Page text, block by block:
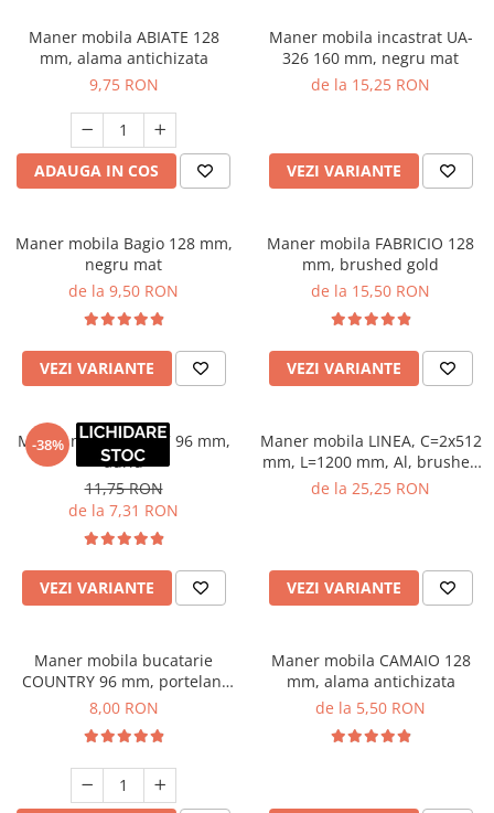
Maner mobila ABIATE 128
mm, alama antichizata
9,75 RON
ADAUGA IN COS
Maner mobila incastrat UA-
326 160 mm, negru mat
de la 15,25 RON
VEZI VARIANTE
Maner mobila Bagio 128 mm,
negru mat
de la 9,50 RON
VEZI VARIANTE
Maner mobila FABRICIO 128
mm, brushed gold
de la 15,50 RON
VEZI VARIANTE
-38%
Maner mobila ZA007 96 mm,
auriu
11,75 RON
de la 7,31 RON
VEZI VARIANTE
Maner mobila LINEA, C=2x512
mm, L=1200 mm, Al, brushed
gold
de la 25,25 RON
VEZI VARIANTE
Maner mobila bucatarie
COUNTRY 96 mm, portelan,
alama antichizata
8,00 RON
Maner mobila CAMAIO 128
mm, alama antichizata
de la 5,50 RON